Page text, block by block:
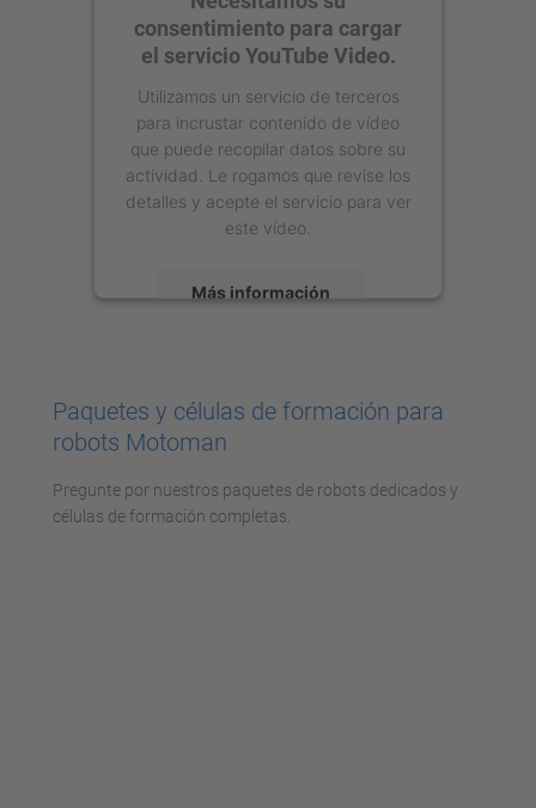
consentimiento para cargar
el servicio YouTube Video.
Utilizamos un servicio de terceros
para incrustar contenido de vídeo
que puede recopilar datos sobre su
actividad. Le rogamos que revise los
detalles y acepte el servicio para ver
este vídeo.
Más información
powered by
Usercentrics Consent
Management Platform
Paquetes y células de formación para
robots Motoman
Pregunte por nuestros paquetes de robots dedicados y
células de formación completas.